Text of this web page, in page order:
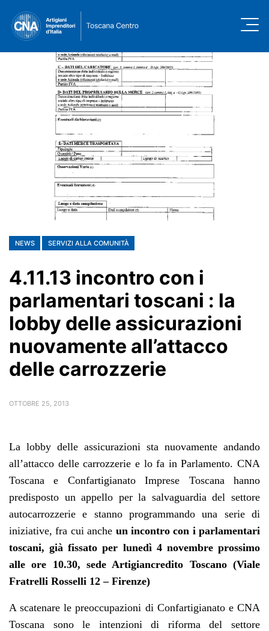
NEWS SERVIZI ALLA COMUNITÀ
4.11.13 incontro con i
parlamentari toscani : la
lobby delle assicurazioni
nuovamente all’attacco
delle carrozzerie
OTTOBRE 25, 2013
La lobby delle assicurazioni sta nuovamente andando
all’attacco delle carrozzerie e lo fa in Parlamento. CNA
Toscana e Confartigianato Imprese Toscana hanno
predisposto un appello per la salvaguardia del settore
autocarrozzerie e stanno programmando una serie di
iniziative, fra cui anche un incontro con i parlamentari
toscani, già fissato per lunedì 4 novembre prossimo
alle ore 10.30, sede Artigiancredito Toscano (Viale
Fratrelli Rosselli 12 – Firenze)
A scatenare le preoccupazioni di Confartigianato e CNA
Toscana sono le intenzioni di riforma del settore